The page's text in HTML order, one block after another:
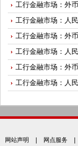
工行金融市场：外
工行金融市场：人
工行金融市场：外
工行金融市场：人
工行金融市场：外
工行金融市场：人
网站声明 网点服务